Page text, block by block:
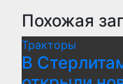
Похожая
Тракторы
В